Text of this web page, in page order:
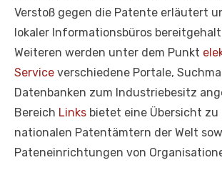
Verstoß gegen die Patente erläutert
lokaler Informationsbüros
Weiteren werden unter dem Punkt
Service verschiedene Portale,
Datenbanken zum Industriebesitz
Bereich Links bietet eine Übersicht zu
nationalen Patentämtern der Welt
Pateneinrichtungen von